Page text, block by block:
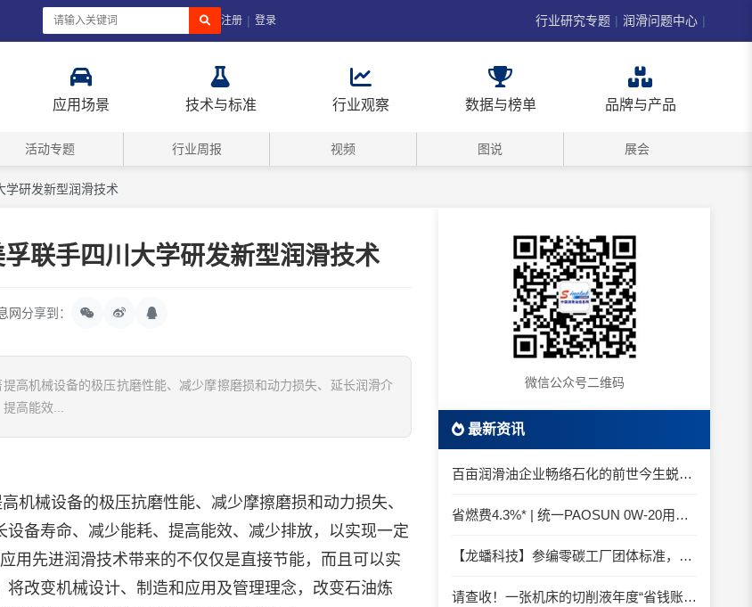
注册 | 登录 行业研究专题 | 润滑问题中心 |
应用场景 技术与标准 行业观察 数据与榜单 品牌与产品
活动专题 行业周报 视频 图说 展会
学研发新型润滑技术
联手四川大学研发新型润滑技术
网分享到：
高机械设备的极压抗磨性能、减少摩擦磨损和动力损失、延长润滑介
高能效...
械设备的极压抗磨性能、减少摩擦磨损和动力损失、
备寿命、减少能耗、提高能效、减少排放，以实现一定
用先进润滑技术带来的不仅仅是直接节能，而且可以实
改变机械设计、制造和应用及管理理念，改变石油炼
微信公众号二维码
最新资讯
百亩润滑油企业畅络石化的前世今生蜕变之路
省燃费4.3%* | 统一PAOSUN 0W-20用认证和标准说话
【龙蟠科技】参编零碳工厂团体标准，龙蟠科技以绿色智造锚定零碳未来
请查收！一张机床的切削液年度“省钱账单”